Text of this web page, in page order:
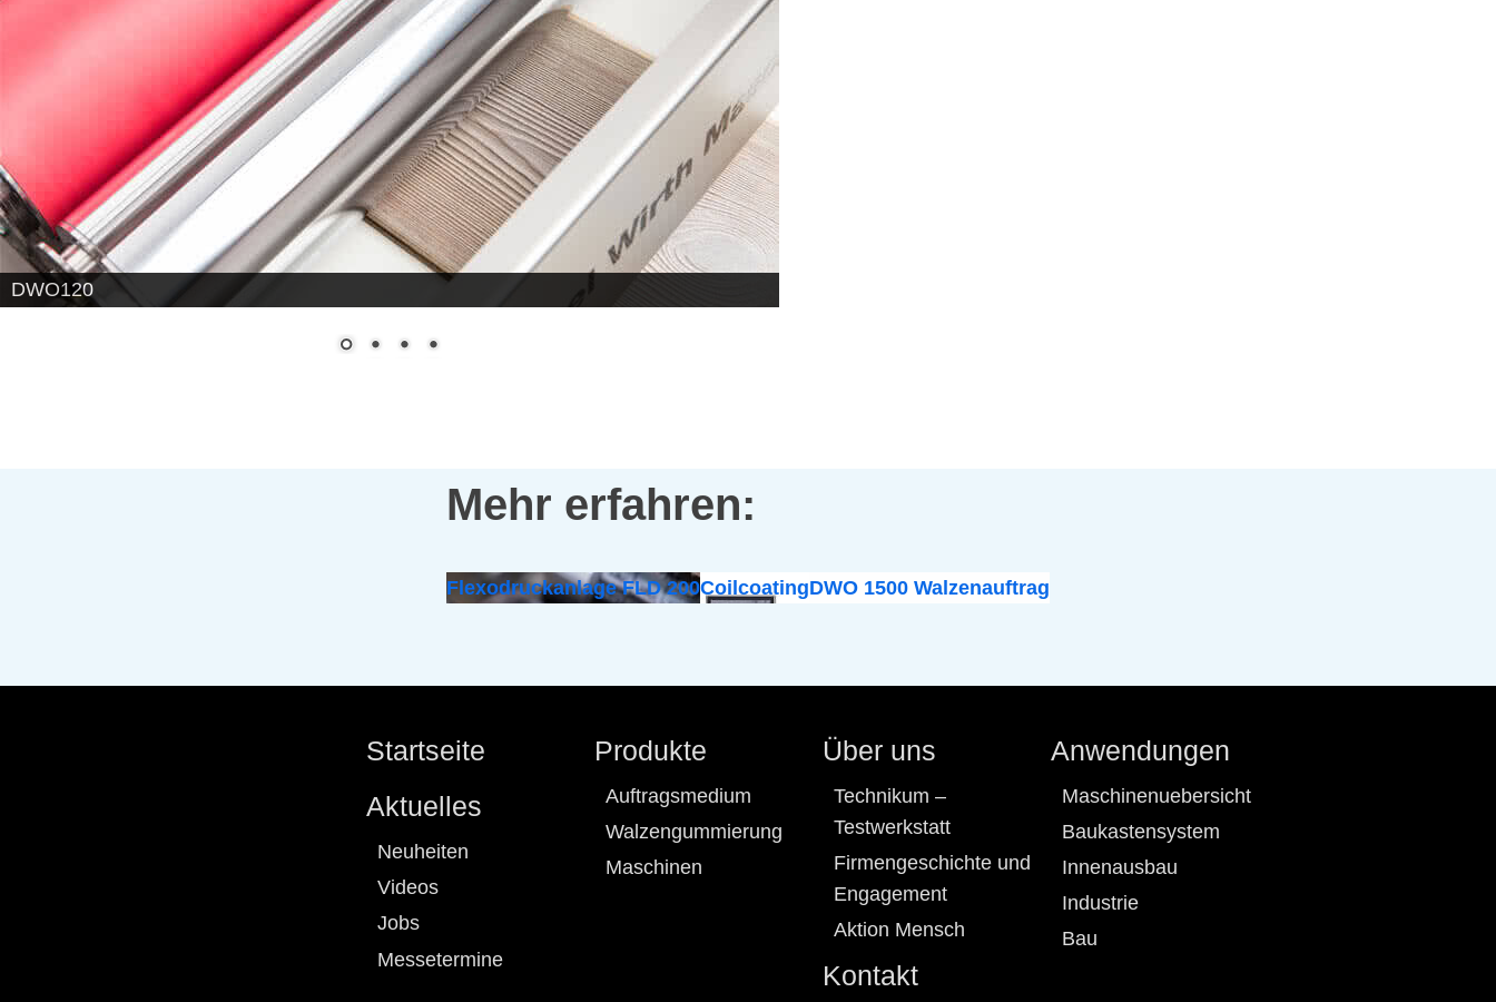
DWO120
Mehr erfahren:
Flexodruckanlage FLD 200CoilcoatingDWO 1500 Walzenauftrag
Startseite
Aktuelles
Neuheiten
Videos
Jobs
Messetermine
Produkte
Auftragsmedium
Walzengummierung
Maschinen
Über uns
Technikum –
Testwerkstatt
Firmengeschichte und
Engagement
Aktion Mensch
Kontakt
Anwendungen
Maschinenuebersicht
Baukastensystem
Innenausbau
Industrie
Bau